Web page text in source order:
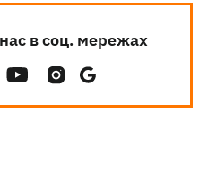
в соц. мережах